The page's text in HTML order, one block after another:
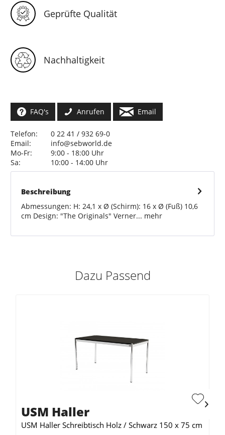
Geprüfte Qualität
Nachhaltigkeit
FAQ's Anrufen Email
Telefon:
0 22 41 / 932 69-0
Email:
info@sebworld.de
Mo-Fr:
9:00 - 18:00 Uhr
Sa:
10:00 - 14:00 Uhr
Beschreibung
Abmessungen: H: 24,1 x Ø (Schirm): 16 x Ø (Fuß) 10,6
cm Design: "The Originals" Verner... mehr
Dazu Passend
USM Haller
USM Haller Schreibtisch Holz / Schwarz 150 x 75 cm